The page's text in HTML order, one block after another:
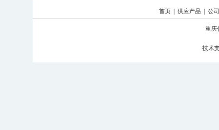
首页 供应产品 公
重庆
技术